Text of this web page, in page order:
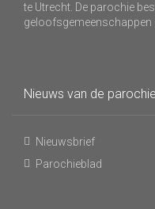
te Utrecht. De parochie
geloofsgemeenschappen
Nieuws van de
Nieuwsbrief
Parochieblad